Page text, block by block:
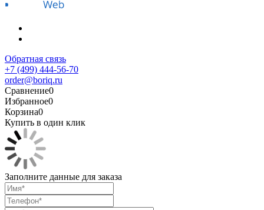
Обратная связь
+7 (499) 444-56-70
order@boriq.ru
Сравнение0
Избранное0
Корзина0
Купить в один клик
Заполните данные для заказа